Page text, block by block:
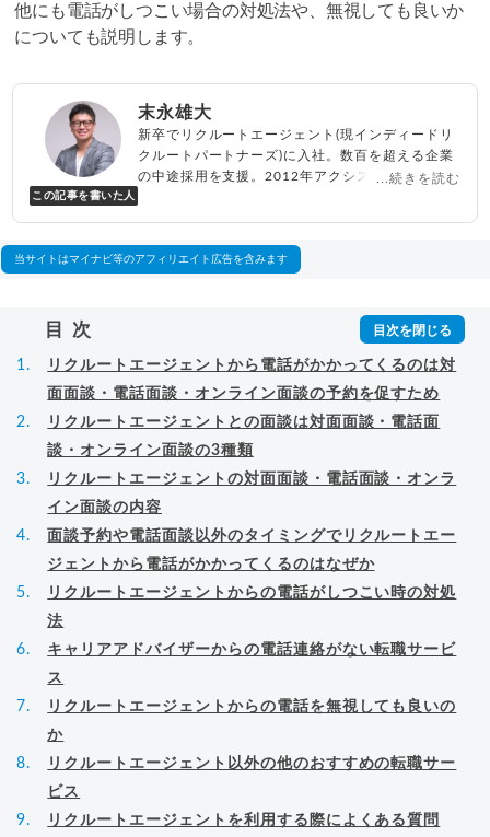
他にも電話がしつこい場合の対処法や、無視しても良いか
についても説明します。
この記事を書いた人
末永雄大
新卒でリクルートエージェント(現インディードリ
クルートパートナーズ)に入社。数百を超える企業
の中途採用を支援。2012年アクシス(株)設立、代
べらない転職エージェント
...続きを読む
当サイトはマイナビ等のアフィリエイト広告を含みます
目次
リクルートエージェントから電話がかかってくるのは対
面面談・電話面談・オンライン面談の予約を促すため
リクルートエージェントとの面談は対面面談・電話面
談・オンライン面談の3種類
リクルートエージェントの対面面談・電話面談・オンラ
イン面談の内容
面談予約や電話面談以外のタイミングでリクルートエー
ジェントから電話がかかってくるのはなぜか
リクルートエージェントからの電話がしつこい時の対処
法
キャリアアドバイザーからの電話連絡がない転職サービ
ス
リクルートエージェントからの電話を無視しても良いの
か
リクルートエージェント以外の他のおすすめの転職サー
ビス
リクルートエージェントを利用する際によくある質問